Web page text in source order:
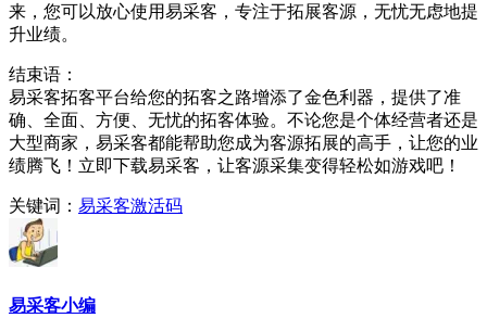
来，您可以放心使用易采客，专注于拓展客源，无忧无虑地提
升业绩。
结束语：
易采客拓客平台给您的拓客之路增添了金色利器，提供了准
确、全面、方便、无忧的拓客体验。不论您是个体经营者还是
大型商家，易采客都能帮助您成为客源拓展的高手，让您的业
绩腾飞！立即下载易采客，让客源采集变得轻松如游戏吧！
关键词： 易采客激活码
易采客小编